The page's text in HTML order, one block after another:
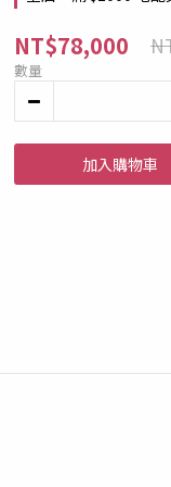
NT$78,000
數量
加入購物車